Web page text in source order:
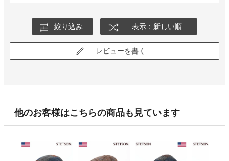
絞り込み 表示：新しい順
レビューを書く
他のお客様はこちらの商品も見ています